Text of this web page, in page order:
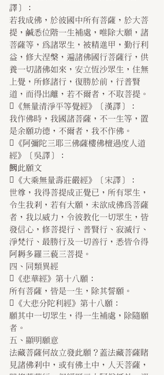
譯〕：
若我成佛，於彼國中所有菩薩，於大菩
提，鹹悉位階一生補處，唯除大願，諸
菩薩等，為諸眾生，被精進甲，勤行利
益，修大涅槃，遍諸佛國行菩薩行，供
養一切諸佛如來，安立恆沙眾生，住無
上覺，所修諸行，復勝於前，行普賢
道，而得出離，若不爾者，不取菩提。
《無量清淨平等覺經》〔漢譯〕：
我作佛時，我國諸菩薩，不一生等，置
是余願功德，不爾者，我不作佛。
《阿彌陀三耶三佛薩樓佛檀過度人道
經》〔吳譯〕：
阙此願文
《大乘無量壽莊嚴經》〔宋譯〕：
世尊，我得菩提成正覺已，所有眾生，
令生我剎，若有大願，未欲成佛為菩薩
者，我以威力，令彼教化一切眾生，皆
發信心，修菩提行、普賢行、寂滅行、
淨梵行、最勝行及一切善行，悉皆令得
阿耨多羅三藐三菩提。
四、同類異經
《悲華經》第十八願：
所有菩薩，皆是一生，除其誓願。
《大悲分陀利經》第十八願：
願其中一切眾生，得一生補處，除隨願
者。
五、顯明願意
法藏菩薩何故立發此願？蓋法藏菩薩睹
見諸佛剎中，或有佛土中，人天菩薩，